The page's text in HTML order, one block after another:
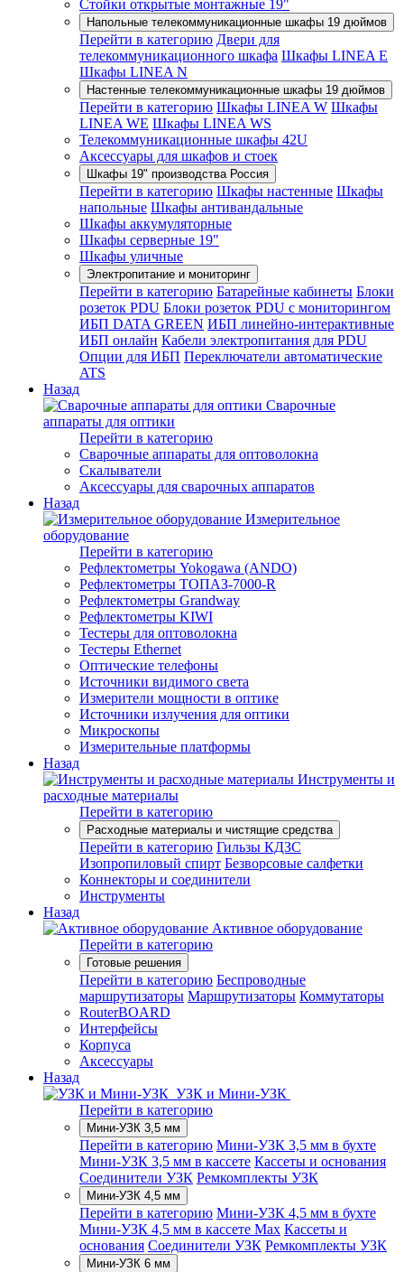
Стойки открытые монтажные 19"
Напольные телекоммуникационные шкафы 19 дюймов
Перейти в категорию Двери для
телекоммуникационного шкафа Шкафы LINEA E
Шкафы LINEA N
Настенные телекоммуникационные шкафы 19 дюймов
Перейти в категорию Шкафы LINEA W Шкафы
LINEA WE Шкафы LINEA WS
Телекоммуникационные шкафы 42U
Аксессуары для шкафов и стоек
Шкафы 19" производства Россия
Перейти в категорию Шкафы настенные Шкафы
напольные Шкафы антивандальные
Шкафы аккумуляторные
Шкафы серверные 19"
Шкафы уличные
Электропитание и мониторинг
Перейти в категорию Батарейные кабинеты Блоки
розеток PDU Блоки розеток PDU с мониторингом
ИБП DATA GREEN ИБП линейно-интерактивные
ИБП онлайн Кабели электропитания для PDU
Опции для ИБП Переключатели автоматические
ATS
Назад
Сварочные
аппараты для оптики
Перейти в категорию
Сварочные аппараты для оптоволокна
Скалыватели
Аксессуары для сварочных аппаратов
Назад
Измерительное
оборудование
Перейти в категорию
Рефлектометры Yokogawa (ANDO)
Рефлектометры ТОПАЗ-7000-R
Рефлектометры Grandway
Рефлектометры KIWI
Тестеры для оптоволокна
Тестеры Ethernet
Оптические телефоны
Источники видимого света
Измерители мощности в оптике
Источники излучения для оптики
Микроскопы
Измерительные платформы
Назад
Инструменты и
расходные материалы
Перейти в категорию
Расходные материалы и чистящие средства
Перейти в категорию Гильзы КДЗС
Изопропиловый спирт Безворсовые салфетки
Коннекторы и соединители
Инструменты
Назад
Активное оборудование
Перейти в категорию
Готовые решения
Перейти в категорию Беспроводные
маршрутизаторы Маршрутизаторы Коммутаторы
RouterBOARD
Интерфейсы
Корпуса
Аксессуары
Назад
УЗК и Мини-УЗК
Перейти в категорию
Мини-УЗК 3,5 мм
Перейти в категорию Мини-УЗК 3,5 мм в бухте
Мини-УЗК 3,5 мм в кассете Кассеты и основания
Соединители УЗК Ремкомплекты УЗК
Мини-УЗК 4,5 мм
Перейти в категорию Мини-УЗК 4,5 мм в бухте
Мини-УЗК 4,5 мм в кассете Max Кассеты и
основания Соединители УЗК Ремкомплекты УЗК
Мини-УЗК 6 мм